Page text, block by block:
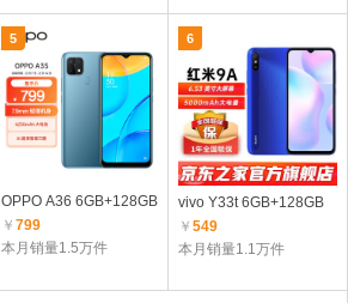
5
OPPO A36 6GB+128GB
￥ 799
本月销量1.5万件
6
vivo Y33t 6GB+128GB
￥549
本月销量1.1万件